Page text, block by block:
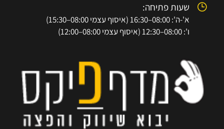
שעות פתיחה:
א'-ה': 08:00–16:30 (איסוף עצמי 08:00–15:30)
ו': 08:00–12:30 (איסוף עצמי 08:00–12:00)